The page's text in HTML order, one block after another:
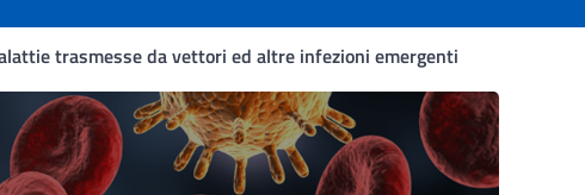
trasmesse da vettori ed altre infezioni emergenti